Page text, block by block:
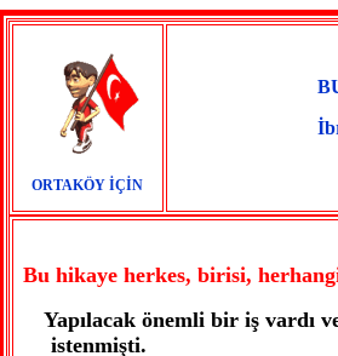
ORTAKÖY İÇİN
Bu hikaye herkes, birisi,
Yapılacak önemli bir iş vardı
istenmişti.